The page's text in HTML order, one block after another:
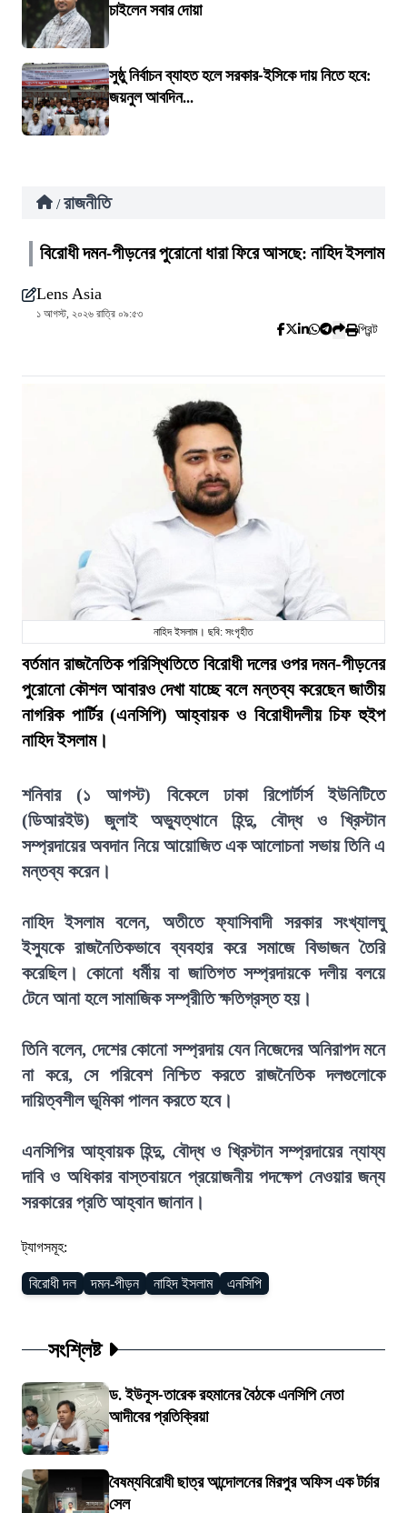
চাইলেন সবার দোয়া
সুষ্ঠু নির্বাচন ব্যাহত হলে সরকার-ইসিকে দায় নিতে হবে:
জয়নুল আবদিন...
/ রাজনীতি
বিরোধী দমন-পীড়নের পুরোনো ধারা ফিরে আসছে: নাহিদ ইসলাম
Lens Asia
১ আগস্ট, ২০২৬ রাত্রি ০৯:৫৩
প্রিন্ট
নাহিদ ইসলাম। ছবি: সংগৃহীত
বর্তমান রাজনৈতিক পরিস্থিতিতে বিরোধী দলের ওপর দমন-পীড়নের
পুরোনো কৌশল আবারও দেখা যাচ্ছে বলে মন্তব্য করেছেন জাতীয়
নাগরিক পার্টির (এনসিপি) আহ্বায়ক ও বিরোধীদলীয় চিফ হুইপ
নাহিদ ইসলাম।
শনিবার (১ আগস্ট) বিকেলে ঢাকা রিপোর্টার্স ইউনিটিতে
(ডিআরইউ) জুলাই অভ্যুত্থানে হিন্দু, বৌদ্ধ ও খ্রিস্টান
সম্প্রদায়ের অবদান নিয়ে আয়োজিত এক আলোচনা সভায় তিনি এ
মন্তব্য করেন।
নাহিদ ইসলাম বলেন, অতীতে ফ্যাসিবাদী সরকার সংখ্যালঘু
ইস্যুকে রাজনৈতিকভাবে ব্যবহার করে সমাজে বিভাজন তৈরি
করেছিল। কোনো ধর্মীয় বা জাতিগত সম্প্রদায়কে দলীয় বলয়ে
টেনে আনা হলে সামাজিক সম্প্রীতি ক্ষতিগ্রস্ত হয়।
তিনি বলেন, দেশের কোনো সম্প্রদায় যেন নিজেদের অনিরাপদ মনে
না করে, সে পরিবেশ নিশ্চিত করতে রাজনৈতিক দলগুলোকে
দায়িত্বশীল ভূমিকা পালন করতে হবে।
এনসিপির আহ্বায়ক হিন্দু, বৌদ্ধ ও খ্রিস্টান সম্প্রদায়ের ন্যায্য
দাবি ও অধিকার বাস্তবায়নে প্রয়োজনীয় পদক্ষেপ নেওয়ার জন্য
সরকারের প্রতি আহ্বান জানান।
ট্যাগসমূহ:
বিরোধী দল দমন-পীড়ন নাহিদ ইসলাম এনসিপি
সংশ্লিষ্ট
ড. ইউনূস-তারেক রহমানের বৈঠকে এনসিপি নেতা
আদীবের প্রতিক্রিয়া
বৈষম্যবিরোধী ছাত্র আন্দোলনের মিরপুর অফিস এক টর্চার
সেল